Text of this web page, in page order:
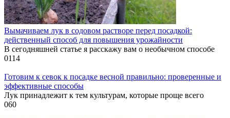
Вымачиваем лук в содовом растворе перед посадкой:
действенный способ для повышения урожайности
В сегодняшней статье я расскажу вам о необычном способе
0114
Готовим к севок к посадке весной правильно: проверенные и
эффективные способы
Лук принадлежит к тем культурам, которые проще всего
060